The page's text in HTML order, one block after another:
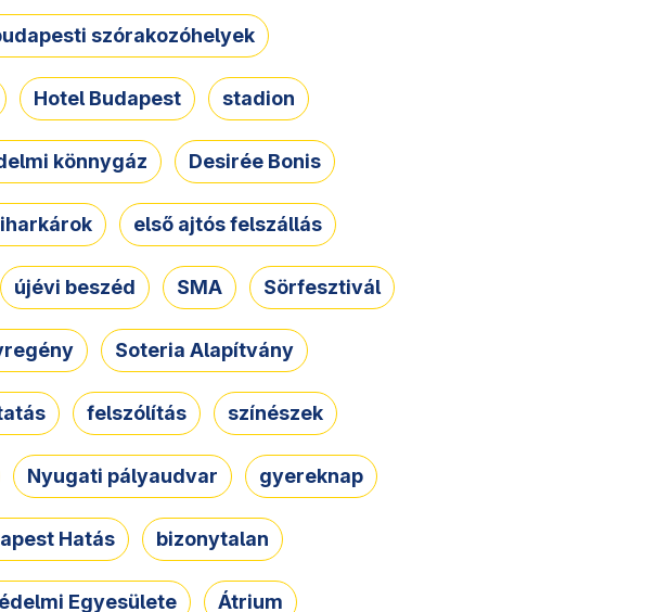
szórakozóhelyek
Hotel Budapest stadion
könnygáz Desirée Bonis
első ajtós felszállás
újévi beszéd SMA Sörfesztivál
Soteria Alapítvány
felszólítás színészek
Nyugati pályaudvar gyereknap
Hatás bizonytalan
Egyesülete Átrium